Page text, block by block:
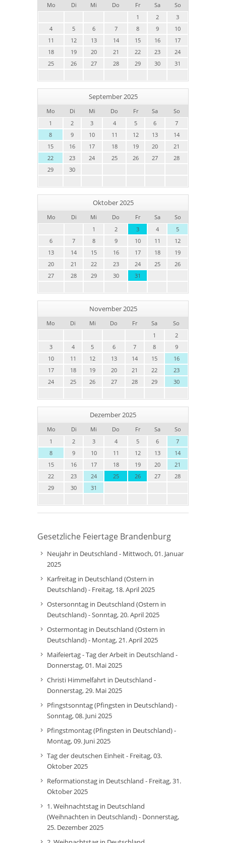
Mo Di Mi Do Fr Sa
So
1
2
3
4
5 6 7 8 9
10
11
12 13 14 15 16
17
18
19 20 21 22 23
24
25
26 27 28 29 30 31
September 2025
Mo Di Mi Do Fr Sa
So
1
2 3 4 5 6
7
8
9 10 11 12 13
14
15
16 17 18 19 20
21
22
23 24 25 26 27
28
29
30
Oktober 2025
Mo Di Mi Do Fr Sa
So
1
2 3 4
5
6
7 8 9 10 11
12
13
14 15 16 17 18
19
20
21 22 23 24 25
26
27
28 29 30 31
November 2025
Mo Di Mi Do Fr Sa
So
1
2
3
4 5 6 7 8
9
10
11 12 13 14 15
16
17
18 19 20 21 22
23
24
25 26 27 28 29 30
Dezember 2025
Mo Di Mi Do Fr Sa
So
1
2 3 4 5 6
7
8
9 10 11 12 13
14
15
16 17 18 19 20
21
22
23 24 25 26 27
28
29
30 31
Gesetzliche Feiertage Brandenburg
Neujahr in Deutschland - Mittwoch, 01. Januar
2025
Karfreitag in Deutschland (Ostern in
Deutschland) - Freitag, 18. April 2025
Ostersonntag in Deutschland (Ostern in
Deutschland) - Sonntag, 20. April 2025
Ostermontag in Deutschland (Ostern in
Deutschland) - Montag, 21. April 2025
Maifeiertag - Tag der Arbeit in Deutschland -
Donnerstag, 01. Mai 2025
Christi Himmelfahrt in Deutschland -
Donnerstag, 29. Mai 2025
Pfingstsonntag (Pfingsten in Deutschland) -
Sonntag, 08. Juni 2025
Pfingstmontag (Pfingsten in Deutschland) -
Montag, 09. Juni 2025
Tag der deutschen Einheit - Freitag, 03.
Oktober 2025
Reformationstag in Deutschland - Freitag, 31.
Oktober 2025
1. Weihnachtstag in Deutschland
(Weihnachten in Deutschland) - Donnerstag,
25. Dezember 2025